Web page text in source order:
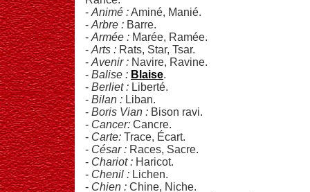
- Animé :Aminé, Manié.
- Arbre : Barre.
- Armée : Marée, Ramée.
- Arts : Rats, Star, Tsar.
- Avenir : Navire, Ravine.
- Balise : Blaise.
- Berliet : Liberté.
- Bilan : Liban.
- Boris Vian : Bison ravi.
- Cancer: Cancre.
- Carte: Trace, Écart.
- César : Races, Sacre.
- Chariot : Haricot.
- Chenil : Lichen.
- Chien : Chine, Niche.